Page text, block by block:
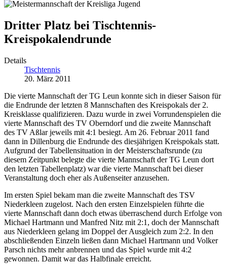
Dritter Platz bei Tischtennis-
Kreispokalendrunde
Details
Tischtennis
20. März 2011
Die vierte Mannschaft der TG Leun konnte sich in dieser Saison für
die Endrunde der letzten 8 Mannschaften des Kreispokals der 2.
Kreisklasse qualifizieren. Dazu wurde in zwei Vorrundenspielen die
vierte Mannschaft des TV Oberndorf und die zweite Mannschaft
des TV Aßlar jeweils mit 4:1 besiegt. Am 26. Februar 2011 fand
dann in Dillenburg die Endrunde des diesjährigen Kreispokals statt.
Aufgrund der Tabellensituation in der Meisterschaftsrunde (zu
diesem Zeitpunkt belegte die vierte Mannschaft der TG Leun dort
den letzten Tabellenplatz) war die vierte Mannschaft bei dieser
Veranstaltung doch eher als Außenseiter anzusehen.
Im ersten Spiel bekam man die zweite Mannschaft des TSV
Niederkleen zugelost. Nach den ersten Einzelspielen führte die
vierte Mannschaft dann doch etwas überraschend durch Erfolge von
Michael Hartmann und Manfred Nitz mit 2:1, doch der Mannschaft
aus Niederkleen gelang im Doppel der Ausgleich zum 2:2. In den
abschließenden Einzeln ließen dann Michael Hartmann und Volker
Parsch nichts mehr anbrennen und das Spiel wurde mit 4:2
gewonnen. Damit war das Halbfinale erreicht.